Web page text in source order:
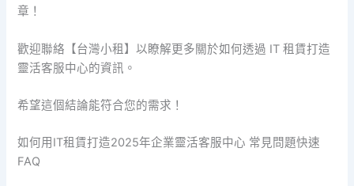
章！
歡迎聯絡【台灣小租】以瞭解更多關於如何透過 IT 租賃打造
靈活客服中心的資訊。
希望這個結論能符合您的需求！
如何用IT租賃打造2025年企業靈活客服中心 常見問題快速
FAQ